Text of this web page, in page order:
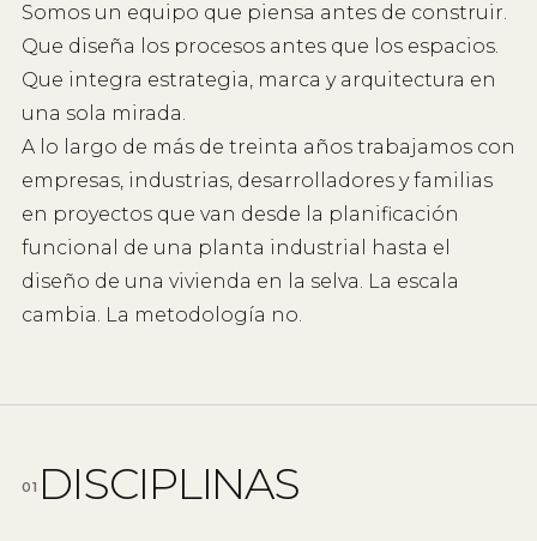
Somos un equipo que piensa antes de construir.
Que diseña los procesos antes que los espacios.
Que integra estrategia, marca y arquitectura en
una sola mirada.
A lo largo de más de treinta años trabajamos con
empresas, industrias, desarrolladores y familias
en proyectos que van desde la planificación
funcional de una planta industrial hasta el
diseño de una vivienda en la selva. La escala
cambia. La metodología no.
01 DISCIPLINAS